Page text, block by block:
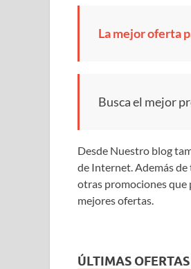
La mejor oferta
Busca el mejor
Desde Nuestro blog
de Internet. Además
otras promociones que
mejores ofertas.
ÚLTIMAS OFERTAS